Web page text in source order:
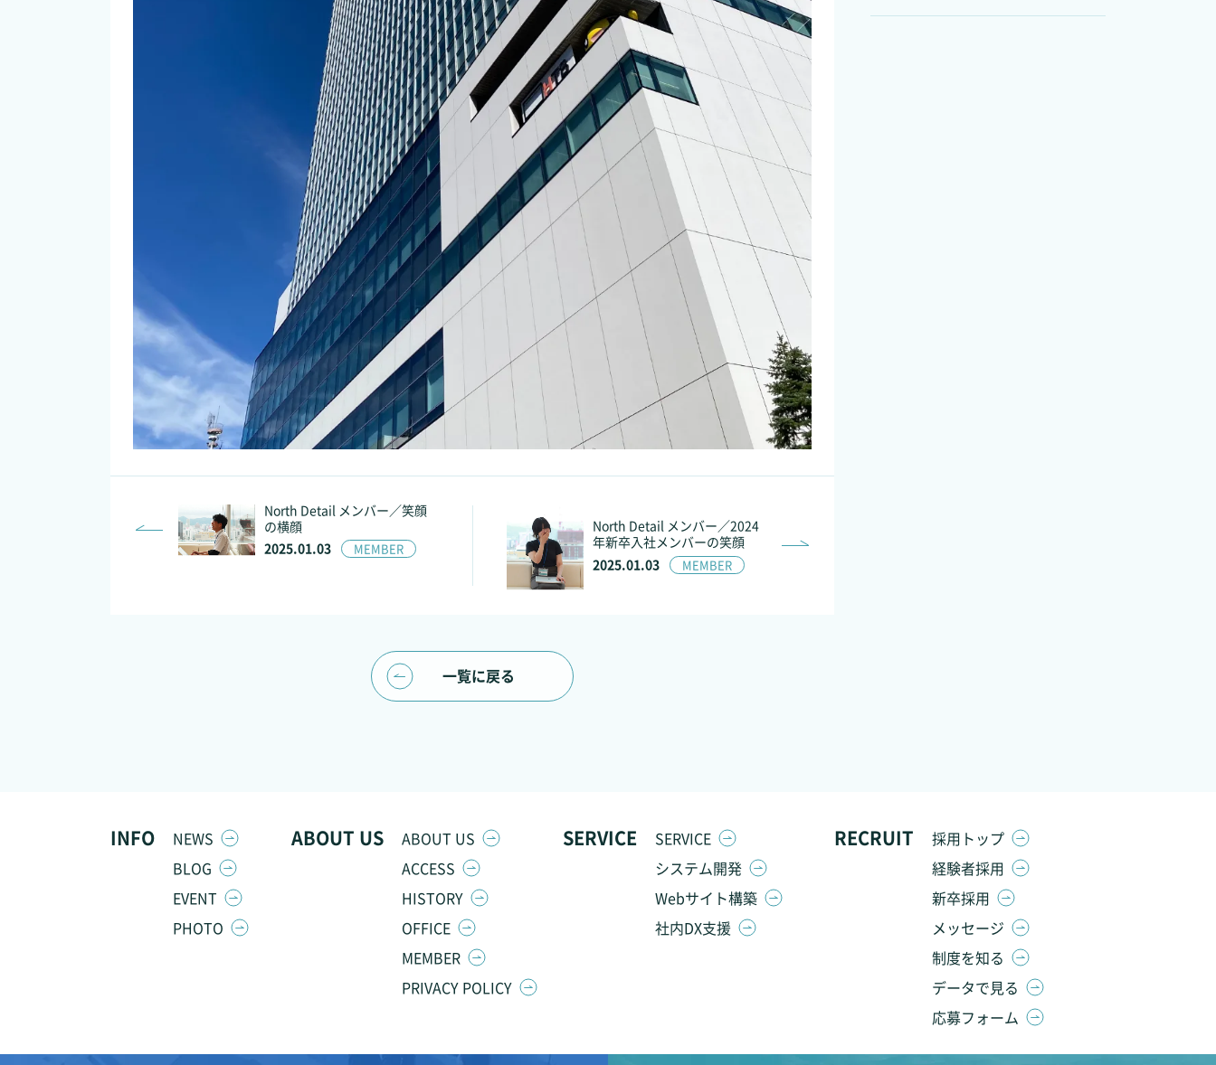
2025.01.03 MEMBER
North Detail メンバー／笑顔
の横顔
2025.01.03 MEMBER
North Detail メンバー／2024
年新卒入社メンバーの笑顔
一覧に戻る
INFO
NEWS
BLOG
EVENT
PHOTO
ABOUT US
ABOUT US
ACCESS
HISTORY
OFFICE
MEMBER
PRIVACY POLICY
SERVICE
SERVICE
システム開発
Webサイト構築
社内DX支援
RECRUIT
採用トップ
経験者採用
新卒採用
メッセージ
制度を知る
データで見る
応募フォーム